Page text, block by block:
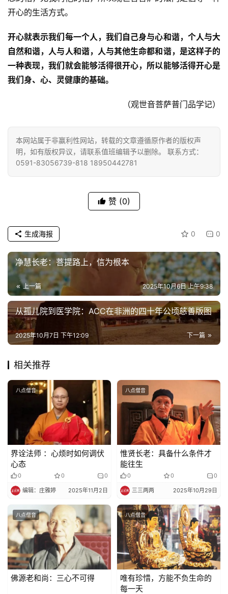
乐
菩
提
益
慈
人
物
寺
院
巡
礼
视
频
纪
录
术
政
策
规
免
责
声
明
登录
开心的生活方式。
开心就表示我们每一个人，我们自己身与心和谐，个人与大
自然和谐，人与人和谐，人与其他生命都和谐，是这样子的
一种表现，我们就会能够活得很开心，所以能够活得开心是
我们身、心、灵健康的基础。
（观世音菩萨普门品学记）
本网站属于非赢利性网站，转载的文章遵循原作者的版权声
明，如有版权异议，请联系值班编辑予以删除。 联系方式：
0591-83056739-818 18950442781
赞 (0)
0 0
生成海报
净慧长老：菩提路上，信为根本
上一篇 2025年10月6日 上午9:38
从孤儿院到医学院：ACC在非洲的四十年公顷慈善版图
下一篇
2025年10月7日 下午12:09
相关推荐
八点僧音
界诠法师 ：心烦时如何调伏
心态
0 0 0
编辑：庄雅婷 2025年11月2日
八点僧音
惟贤长老：具备什么条件才
能往生
0 0 0
三三两两 2025年10月29日
八点僧音
佛源老和尚：三心不可得
八点僧音
唯有珍惜，方能不负生命的
每一天